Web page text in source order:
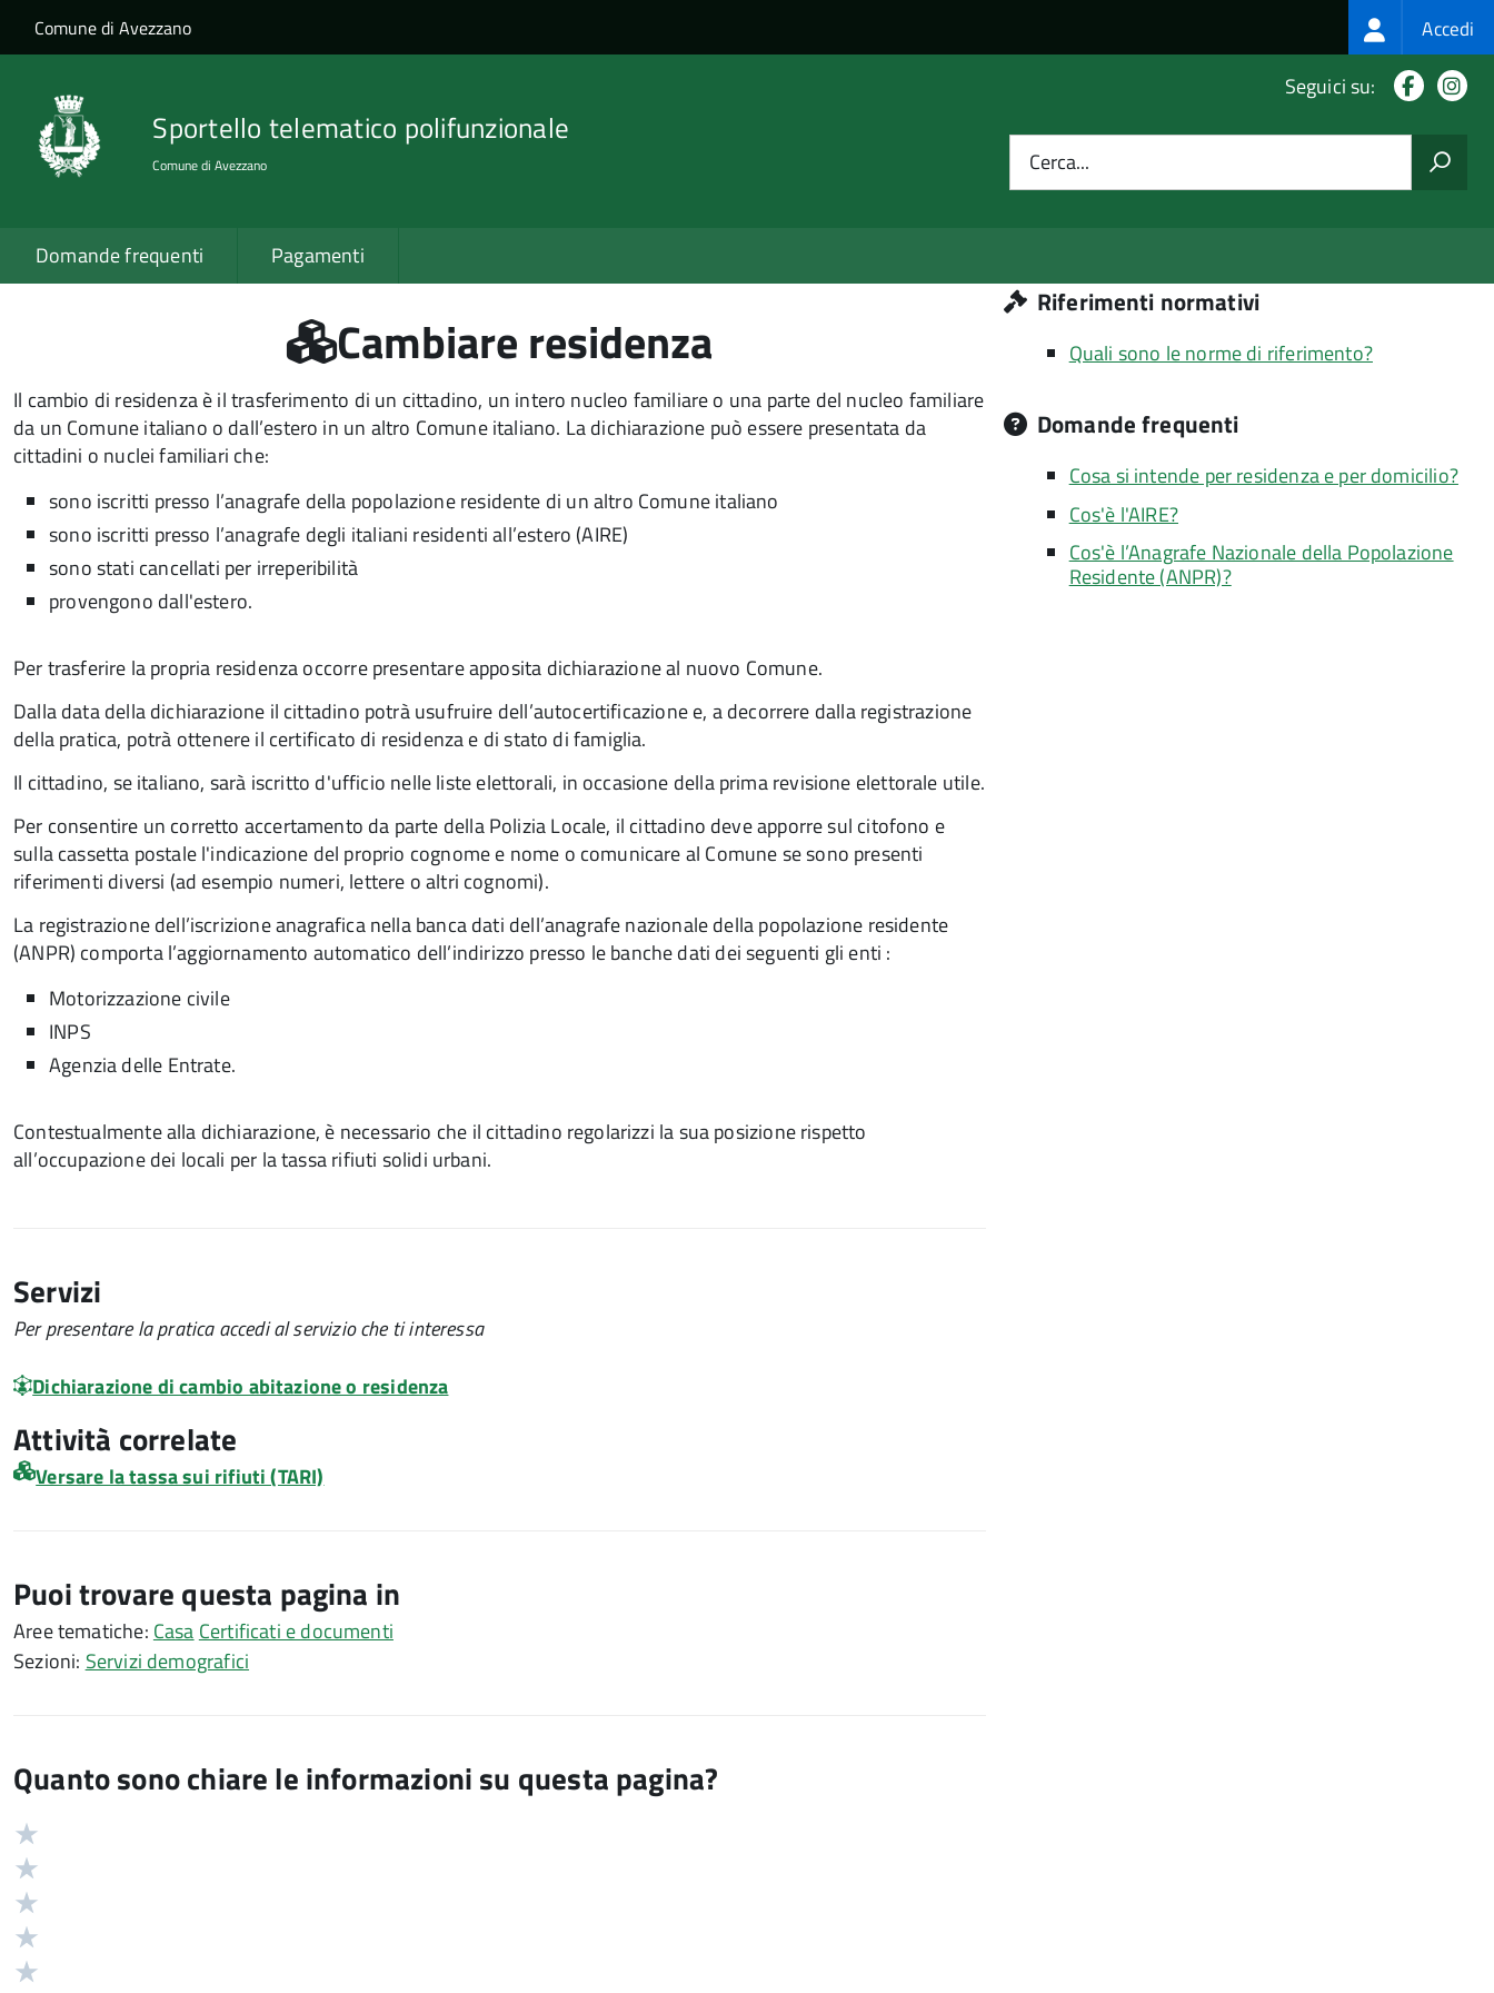
Salta al contenuto principale
Skip to site navigation
Comune di Avezzano Login
menu
Accedi
Sportello telematico polifunzionale
Comune di Avezzano
Seguici su:
Cerca...
Domande frequenti Pagamenti
Cambiare residenza
Il cambio di residenza è il trasferimento di un cittadino, un intero nucleo familiare o una parte del nucleo familiare
da un Comune italiano o dall’estero in un altro Comune italiano. La dichiarazione può essere presentata da
cittadini o nuclei familiari che:
sono iscritti presso l’anagrafe della popolazione residente di un altro Comune italiano
sono iscritti presso l’anagrafe degli italiani residenti all’estero (AIRE)
sono stati cancellati per irreperibilità
provengono dall'estero.
Per trasferire la propria residenza occorre presentare apposita dichiarazione al nuovo Comune.
Dalla data della dichiarazione il cittadino potrà usufruire dell’autocertificazione e, a decorrere dalla registrazione
della pratica, potrà ottenere il certificato di residenza e di stato di famiglia.
Il cittadino, se italiano, sarà iscritto d'ufficio nelle liste elettorali, in occasione della prima revisione elettorale utile.
Per consentire un corretto accertamento da parte della Polizia Locale, il cittadino deve apporre sul citofono e
sulla cassetta postale l'indicazione del proprio cognome e nome o comunicare al Comune se sono presenti
riferimenti diversi (ad esempio numeri, lettere o altri cognomi).
La registrazione dell’iscrizione anagrafica nella banca dati dell’anagrafe nazionale della popolazione residente
(ANPR) comporta l’aggiornamento automatico dell’indirizzo presso le banche dati dei seguenti gli enti :
Motorizzazione civile
INPS
Agenzia delle Entrate.
Contestualmente alla dichiarazione, è necessario che il cittadino regolarizzi la sua posizione rispetto
all’occupazione dei locali per la tassa rifiuti solidi urbani.
Servizi
Per presentare la pratica accedi al servizio che ti interessa
Dichiarazione di cambio abitazione o residenza
Attività correlate
Versare la tassa sui rifiuti (TARI)
Puoi trovare questa pagina in
Aree tematiche: Casa Certificati e documenti
Sezioni: Servizi demografici
Quanto sono chiare le informazioni su questa pagina?
Valutazione
Riferimenti normativi
Quali sono le norme di riferimento?
Domande frequenti
Cosa si intende per residenza e per domicilio?
Cos'è l'AIRE?
Cos'è l’Anagrafe Nazionale della Popolazione
Residente (ANPR)?